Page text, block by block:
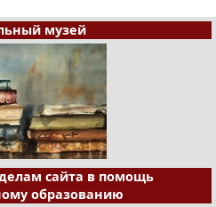
музей
сайта в помощь
образованию